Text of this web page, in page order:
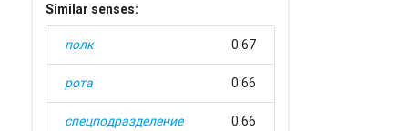
Similar senses:
полк 0.67
рота 0.66
спецподразделение 0.66